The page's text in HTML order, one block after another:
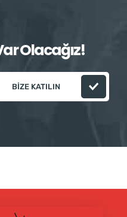
Olacağız!
BIZE KATILIN